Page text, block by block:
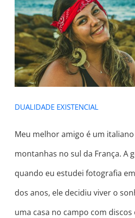
DUALIDADE
DUALIDADE EXISTENCIAL
Meu melhor amigo é um
montanhas no sul da França. A
quando eu estudei fotografia
dos anos, ele decidiu viver o
uma casa no campo com discos